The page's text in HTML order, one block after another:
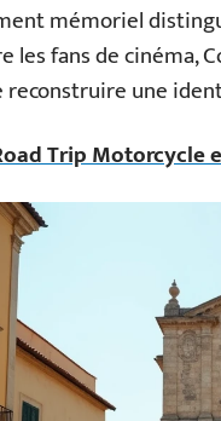
mémoriel
les fans de cinéma,
une
Trip Motorcycle